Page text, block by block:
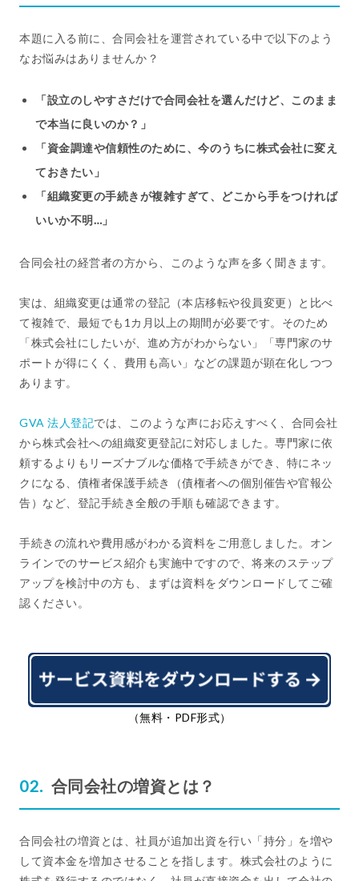
本題に入る前に、合同会社を運営されている中で以下のよう
なお悩みはありませんか？
「設立のしやすさだけで合同会社を選んだけど、このまま
で本当に良いのか？」
「資金調達や信頼性のために、今のうちに株式会社に変え
ておきたい」
「組織変更の手続きが複雑すぎて、どこから手をつければ
いいか不明…」
合同会社の経営者の方から、このような声を多く聞きます。
実は、組織変更は通常の登記（本店移転や役員変更）と比べ
て複雑で、最短でも1カ月以上の期間が必要です。そのため
「株式会社にしたいが、進め方がわからない」「専門家のサ
ポートが得にくく、費用も高い」などの課題が顕在化しつつ
あります。
GVA 法人登記では、このような声にお応えすべく、合同会社
から株式会社への組織変更登記に対応しました。専門家に依
頼するよりもリーズナブルな価格で手続きができ、特にネッ
クになる、債権者保護手続き（債権者への個別催告や官報公
告）など、登記手続き全般の手順も確認できます。
手続きの流れや費用感がわかる資料をご用意しました。オン
ラインでのサービス紹介も実施中ですので、将来のステップ
アップを検討中の方も、まずは資料をダウンロードしてご確
認ください。
（無料・PDF形式）
合同会社の増資とは？
合同会社の増資とは、社員が追加出資を行い「持分」を増や
して資本金を増加させることを指します。株式会社のように